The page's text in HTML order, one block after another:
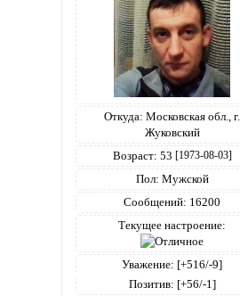
Откуда: Московская обл., г.
Жуковский
Возраст: 53 [1973-08-03]
Пол: Мужской
Сообщений: 16200
Текущее настроение:
Уважение: [+516/-9]
Позитив: [+56/-1]